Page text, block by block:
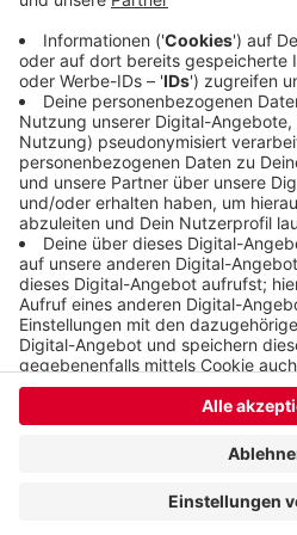
Straße gesperrt und es gibt
Veröffentlicht: Mittwoch,
Anzeige
Anzeige